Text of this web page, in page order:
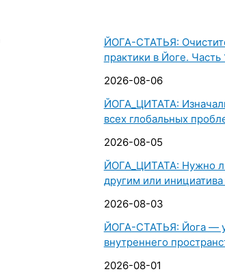
ЙОГА-СТАТЬЯ:
практики в Йоге. Часть
2026-08-06
ЙОГА_ЦИТАТА:
всех глобальных
2026-08-05
ЙОГА_ЦИТАТА: Нужно
другим или инициатива
2026-08-03
ЙОГА-СТАТЬЯ: Йога —
внутреннего
2026-08-01